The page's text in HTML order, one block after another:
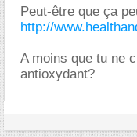
Peut-être que ça
http://
A moins que tu ne
antioxydant?